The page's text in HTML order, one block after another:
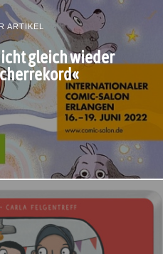
ARTIKEL
gleich wieder